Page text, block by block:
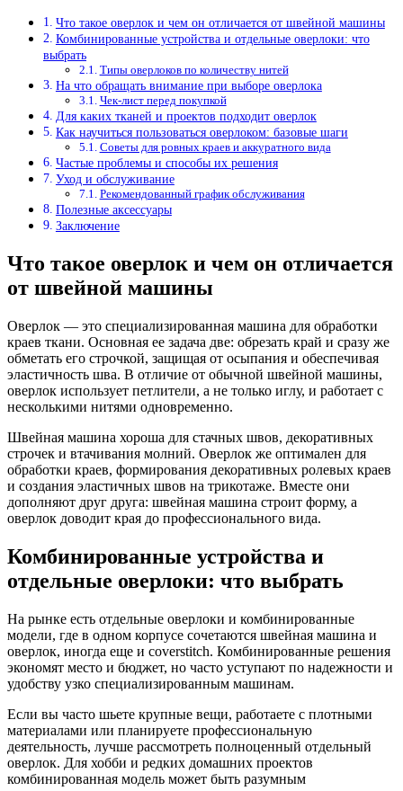
Что такое оверлок и чем он отличается от швейной машины
Комбинированные устройства и отдельные оверлоки: что
выбрать
Типы оверлоков по количеству нитей
На что обращать внимание при выборе оверлока
Чек-лист перед покупкой
Для каких тканей и проектов подходит оверлок
Как научиться пользоваться оверлоком: базовые шаги
Советы для ровных краев и аккуратного вида
Частые проблемы и способы их решения
Уход и обслуживание
Рекомендованный график обслуживания
Полезные аксессуары
Заключение
Что такое оверлок и чем он отличается
от швейной машины
Оверлок — это специализированная машина для обработки
краев ткани. Основная ее задача две: обрезать край и сразу же
обметать его строчкой, защищая от осыпания и обеспечивая
эластичность шва. В отличие от обычной швейной машины,
оверлок использует петлители, а не только иглу, и работает с
несколькими нитями одновременно.
Швейная машина хороша для стачных швов, декоративных
строчек и втачивания молний. Оверлок же оптимален для
обработки краев, формирования декоративных ролевых краев
и создания эластичных швов на трикотаже. Вместе они
дополняют друг друга: швейная машина строит форму, а
оверлок доводит края до профессионального вида.
Комбинированные устройства и
отдельные оверлоки: что выбрать
На рынке есть отдельные оверлоки и комбинированные
модели, где в одном корпусе сочетаются швейная машина и
оверлок, иногда еще и coverstitch. Комбинированные решения
экономят место и бюджет, но часто уступают по надежности и
удобству узко специализированным машинам.
Если вы часто шьете крупные вещи, работаете с плотными
материалами или планируете профессиональную
деятельность, лучше рассмотреть полноценный отдельный
оверлок. Для хобби и редких домашних проектов
комбинированная модель может быть разумным